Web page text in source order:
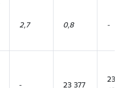
2,7 0,8 -
- 23 377
23